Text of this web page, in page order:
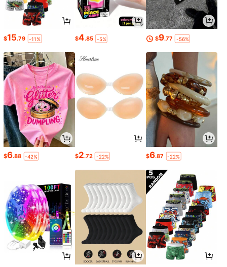
$15.79 -11% $4.85 -5% $9.77 -56%
$6.88 -42% $2.72 -22% $6.87 -22%